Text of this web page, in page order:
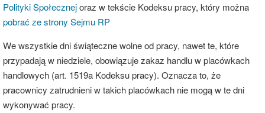
Polityki Społecznejoraz w tekście Kodeksu pracy, który można
pobrać ze strony Sejmu RP
We wszystkie dni świąteczne wolne od pracy, nawet te, które
przypadają w niedziele, obowiązuje zakaz handlu w placówkach
handlowych (art. 1519a Kodeksu pracy). Oznacza to, że
pracownicy zatrudnieni w takich placówkach nie mogą w te dni
wykonywać pracy.